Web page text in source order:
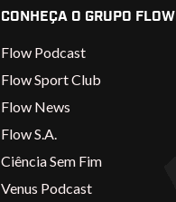
CONHEÇA O GRUPO FLOW
Flow Podcast
Flow Sport Club
Flow News
Flow S.A.
Ciência Sem Fim
Venus Podcast